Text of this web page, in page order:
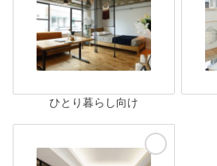
ひとり暮らし向け